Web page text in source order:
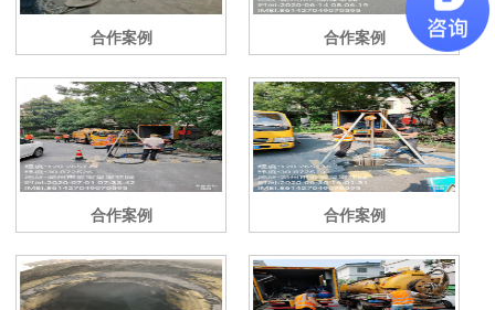
合作案例 合作案例
合作案例 合作案例